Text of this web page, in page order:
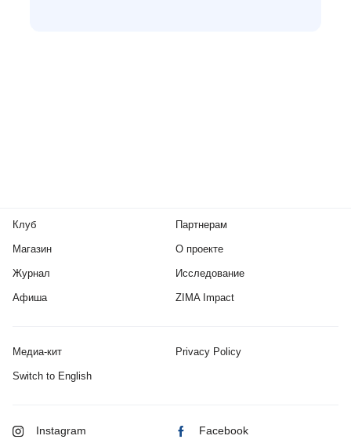
Клуб
Магазин
Журнал
Афиша
Партнерам
О проекте
Исследование
ZIMA Impact
Медиа-кит Privacy Policy
Switch to English
Instagram Facebook